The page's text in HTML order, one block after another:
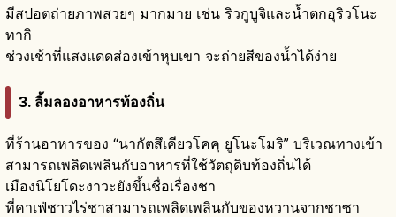
มีสปอตถ่ายภาพสวยๆ มากมาย เช่น ริวกูบูจิและน้ำตกอุริวโนะ
ทากิ
ช่วงเช้าที่แสงแดดส่องเข้าหุบเขา จะถ่ายสีของน้ำได้ง่าย
3. ลิ้มลองอาหารท้องถิ่น
ที่ร้านอาหารของ “นากัตสึเคียวโคคุ ยูโนะโมริ” บริเวณทางเข้า
สามารถเพลิดเพลินกับอาหารที่ใช้วัตถุดิบท้องถิ่นได้
เมืองนิโยโดะงาวะยังขึ้นชื่อเรื่องชา
ที่คาเฟ่ชาวไร่ชาสามารถเพลิดเพลินกับของหวานจากชาซา